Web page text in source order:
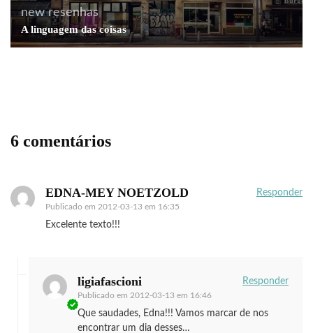
new resenhas
A linguagem das coisas
comportamento curiosidades filosofia
literatura
livros
Monsieur Ibrahim
6 comentários
EDNA-MEY NOETZOLD
Publicado em 2012-03-13 em 16:35
Responder
Excelente texto!!!
ligiafascioni
Publicado em 2012-03-13 em 16:46
Responder
Que saudades, Edna!!! Vamos marcar de nos
encontrar um dia desses…